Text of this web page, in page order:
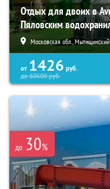
Отдых для двоих в
Пяловским
Московская обл., Мытищинский
от 1426 руб.
до60600руб.
до 30%